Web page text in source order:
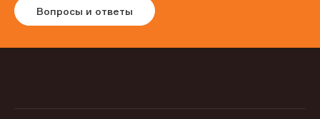
Вопросы и ответы